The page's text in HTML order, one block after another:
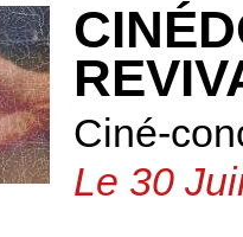
Ciné-
Le 30